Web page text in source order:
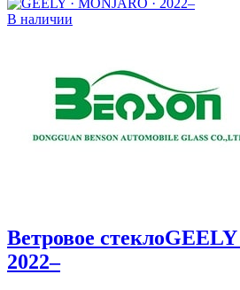
В наличии
Ветровое стеклоGEELY
2022–